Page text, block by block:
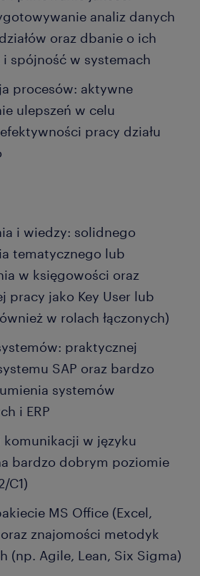
analiz danych
oraz dbanie o ich
spójność w systemach
procesów: aktywne
ulepszeń w celu
pracy działu
i wiedzy: solidnego
tematycznego lub
w księgowości oraz
pracy jako Key User lub
w rolach łączonych)
praktycznej
SAP oraz bardzo
systemów
i ERP
komunikacji w języku
bardzo dobrym poziomie
C1)
MS Office (Excel,
znajomości metodyk
(np. Agile, Lean, Six Sigma)